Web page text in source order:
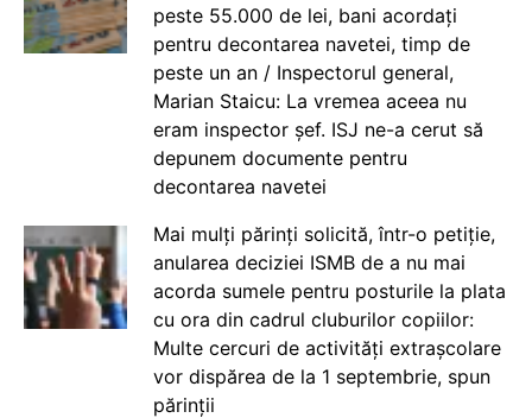
peste 55.000 de lei, bani acordați
pentru decontarea navetei, timp de
peste un an / Inspectorul general,
Marian Staicu: La vremea aceea nu
eram inspector șef. ISJ ne-a cerut să
depunem documente pentru
decontarea navetei
Mai mulți părinți solicită, într-o petiție,
anularea deciziei ISMB de a nu mai
acorda sumele pentru posturile la plata
cu ora din cadrul cluburilor copiilor:
Multe cercuri de activități extrașcolare
vor dispărea de la 1 septembrie, spun
părinții